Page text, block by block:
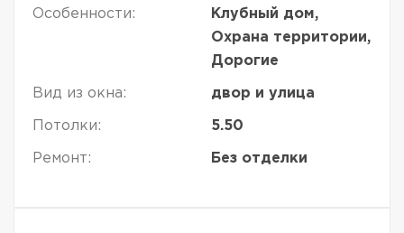
Особенности:
Клубный дом,
Охрана территории,
Дорогие
Вид из окна: двор и улица
Потолки: 5.50
Ремонт: Без отделки